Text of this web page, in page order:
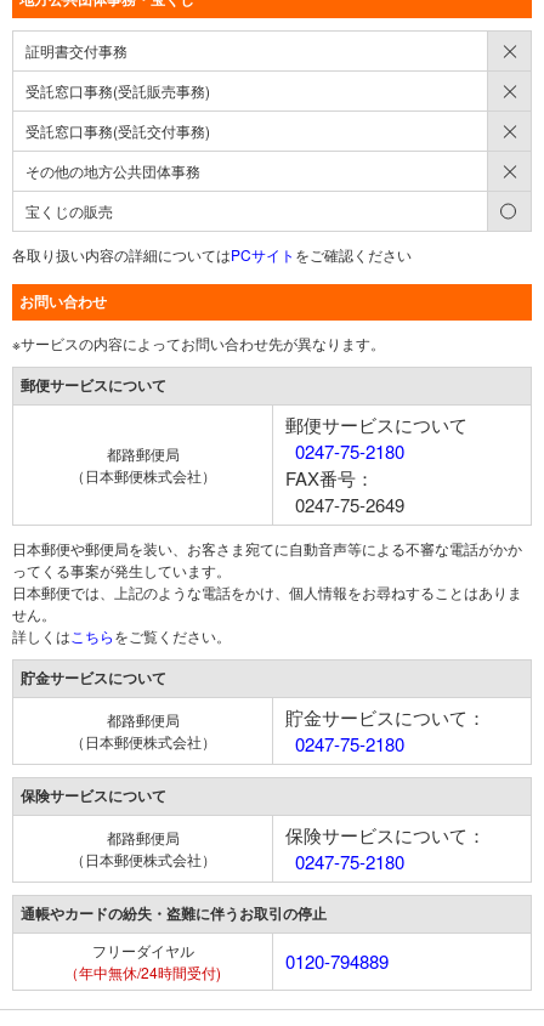
証明書交付事務
受託窓口事務(受託販売事務)
受託窓口事務(受託交付事務)
その他の地方公共団体事務
宝くじの販売
各取り扱い内容の詳細についてはPCサイト をご確認ください
お問い合わせ
※サービスの内容によってお問い合わせ先が異なります。
郵便サービスについて
都路郵便局
（日本郵便株式会社）
郵便サービスについて
0247-75-2180
FAX番号：
0247-75-2649
日本郵便や郵便局を装い、お客さま宛てに自動音声等による不審な電話がかか
ってくる事案が発生しています。
日本郵便では、上記のような電話をかけ、個人情報をお尋ねすることはありま
せん。
詳しくは こちらをご覧ください。
貯金サービスについて
都路郵便局
（日本郵便株式会社）
貯金サービスについて：
0247-75-2180
保険サービスについて
都路郵便局
（日本郵便株式会社）
保険サービスについて：
0247-75-2180
通帳やカードの紛失・盗難に伴うお取引の停止
フリーダイヤル
（年中無休/24時間受付)
0120-794889